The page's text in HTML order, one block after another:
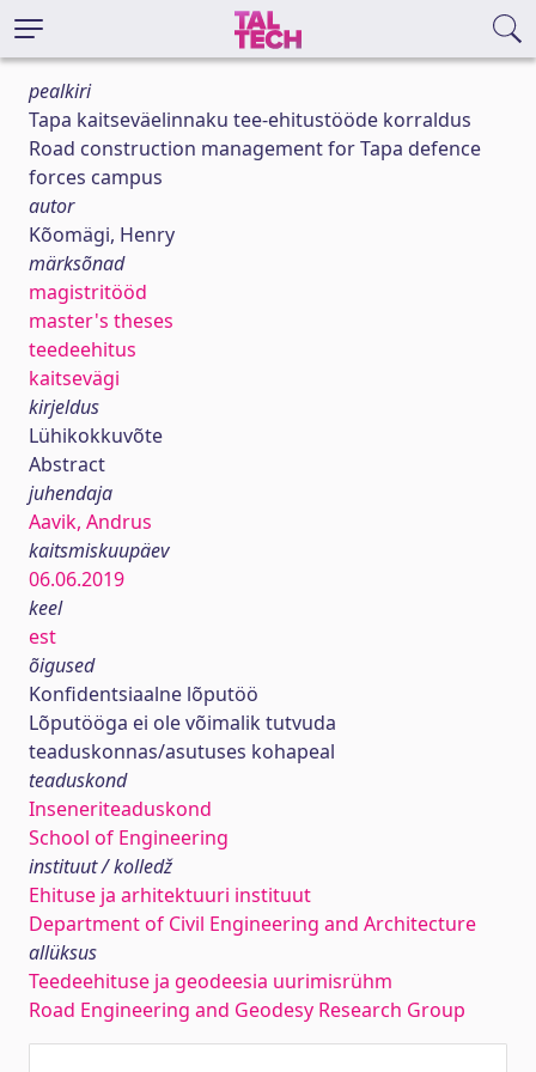
pealkiri
Tapa kaitseväelinnaku tee-ehitustööde korraldus
Road construction management for Tapa defence
forces campus
autor
Kõomägi, Henry
märksõnad
magistritööd
master's theses
teedeehitus
kaitsevägi
kirjeldus
Lühikokkuvõte
Abstract
juhendaja
Aavik, Andrus
kaitsmiskuupäev
06.06.2019
keel
est
õigused
Konfidentsiaalne lõputöö
Lõputööga ei ole võimalik tutvuda
teaduskonnas/asutuses kohapeal
teaduskond
Inseneriteaduskond
School of Engineering
instituut / kolledž
Ehituse ja arhitektuuri instituut
Department of Civil Engineering and Architecture
allüksus
Teedeehituse ja geodeesia uurimisrühm
Road Engineering and Geodesy Research Group